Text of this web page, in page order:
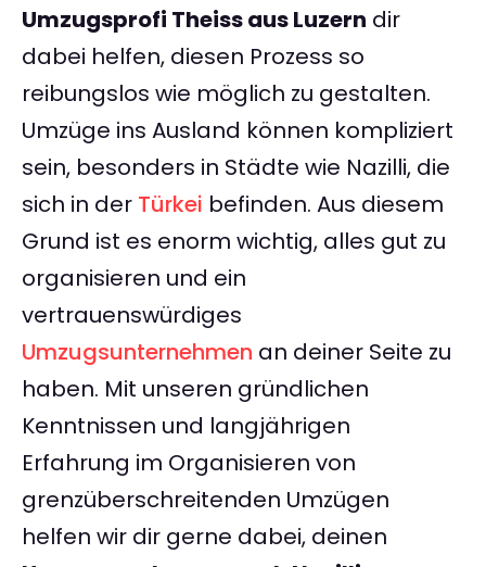
Umzugsprofi Theiss aus Luzern dir
dabei helfen, diesen Prozess so
reibungslos wie möglich zu gestalten.
Umzüge ins Ausland können kompliziert
sein, besonders in Städte wie Nazilli, die
sich in der Türkei befinden. Aus diesem
Grund ist es enorm wichtig, alles gut zu
organisieren und ein
vertrauenswürdiges
Umzugsunternehmen an deiner Seite zu
haben. Mit unseren gründlichen
Kenntnissen und langjährigen
Erfahrung im Organisieren von
grenzüberschreitenden Umzügen
helfen wir dir gerne dabei, deinen